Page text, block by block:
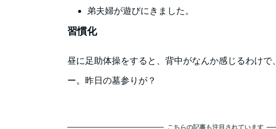
弟夫婦が遊びにきました。
習慣化
昼に足助体操をすると、背中がなんか感じるわけで
ー。昨日の墓参りが？
こちらの記事も注目されています